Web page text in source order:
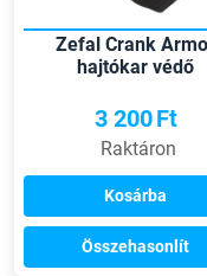
Zefal Crank
hajtókar védő
3 200Ft
Raktáron
Kosárba
Összehasonlít